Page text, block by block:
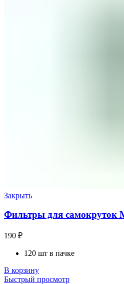
Закрыть
Фильтры для самокруток
190 ₽
120 шт в пачке
В корзину
Быстрый просмотр